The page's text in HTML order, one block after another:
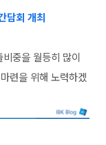
담회 개최
중을 월등히 많이
련을 위해 노력하겠